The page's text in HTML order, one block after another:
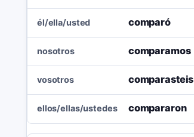
él/ella/usted comparó
nosotros comparamos
vosotros comparasteis
ellos/ellas/ustedes compararon